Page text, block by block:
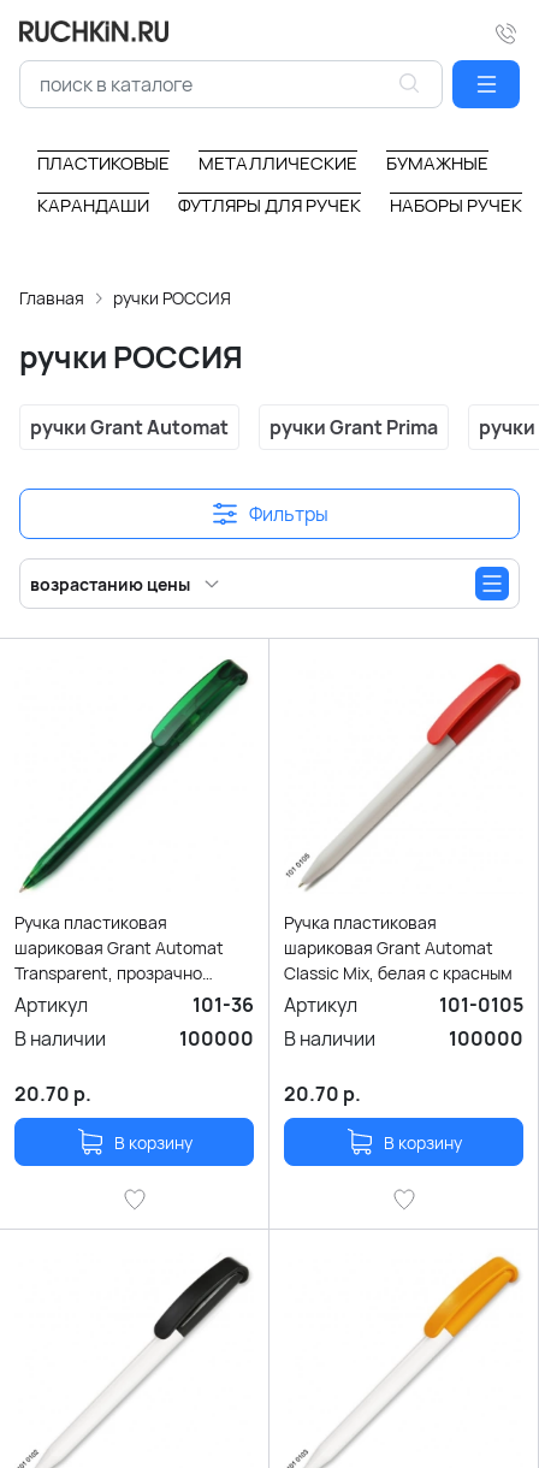
ПЛАСТИКОВЫЕ МЕТАЛЛИЧЕСКИЕ
БУМАЖНЫЕ
КАРАНДАШИ
ФУТЛЯРЫ ДЛЯ РУЧЕК НАБОРЫ РУЧЕК
Главная ручки РОССИЯ
ручки РОССИЯ
ручки Grant Automat ручки Grant Prima
Фильтры
возрастанию цены
Ручка пластиковая
шариковая Grant Automat
Transparent, прозрачно
зелёный
Артикул
101-36
В наличии
100000
20.70 р.
В корзину
Ручка пластиковая
шариковая Grant Automat
Classic Mix, белая с красным
Артикул
101-0105
В наличии
100000
20.70 р.
В корзину